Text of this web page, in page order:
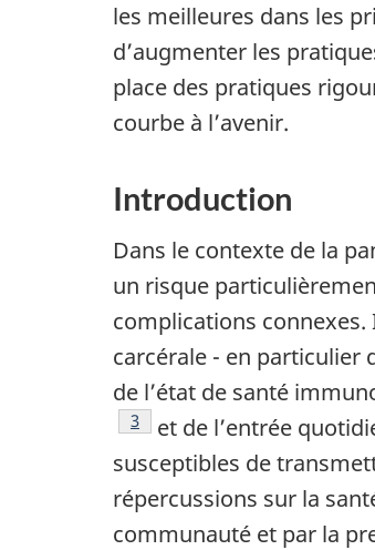
les meilleures dans les
d’augmenter les
place des pratiques
courbe à l’avenir.
Introduction
Dans le contexte de la
un risque
complications
carcérale - en particulier
de l’état de santé
Note de bas de page
3
et de l’entrée
susceptibles de
répercussions sur la
communauté et par la